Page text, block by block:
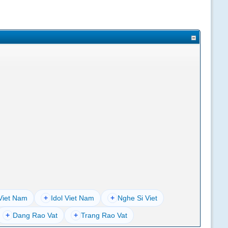
Nam + Idol Viet Nam + Nghe Si Viet
+ Dang Rao Vat + Trang Rao Vat